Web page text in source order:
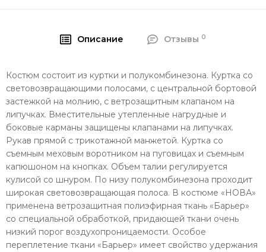
Описание Отзывы 0
Костюм состоит из куртки и полукомбинезона. Куртка со
световозвращающими полосами, с центральной бортовой
застежкой на молнию, с ветрозащитным клапаном на
липучках. Вместительные утепленные нагрудные и
боковые карманы защищены клапанами на липучках.
Рукав прямой с трикотажной манжетой. Куртка со
съемным меховым воротником на пуговицах и съемным
капюшоном на кнопках. Объем талии регулируется
кулисой со шнуром. По низу полукомбинезона проходит
широкая световозвращающая полоса. В костюме «НОВА»
применена ветрозащитная полиэфирная ткань «Барьер»
со специальной обработкой, придающей ткани очень
низкий порог воздухопроницаемости. Особое
переплетение ткани «Барьер» имеет свойство удержания